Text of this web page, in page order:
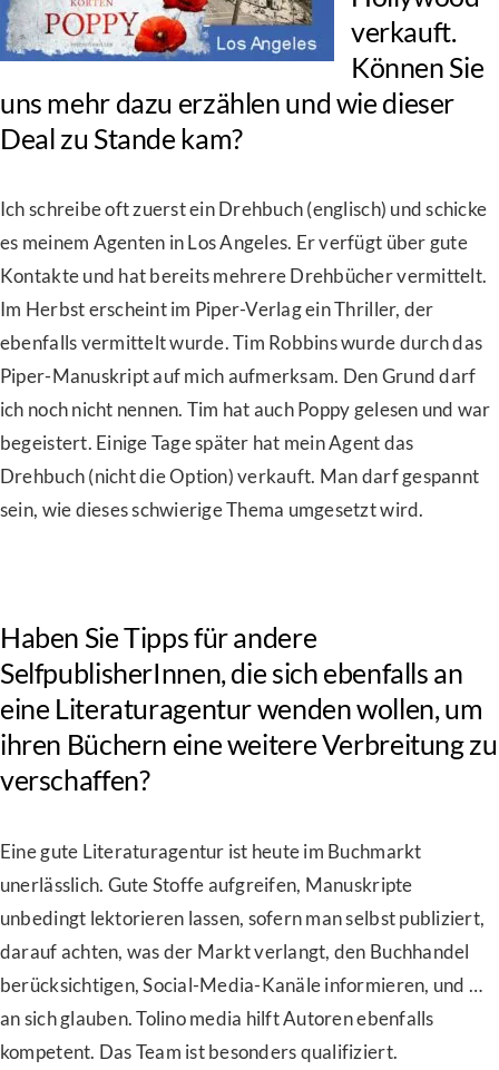
verkauft.
Können Sie
uns mehr dazu erzählen und wie dieser
Deal zu Stande kam?
Ich schreibe oft zuerst ein Drehbuch (englisch) und schicke
es meinem Agenten in Los Angeles. Er verfügt über gute
Kontakte und hat bereits mehrere Drehbücher vermittelt.
Im Herbst erscheint im Piper-Verlag ein Thriller, der
ebenfalls vermittelt wurde. Tim Robbins wurde durch das
Piper-Manuskript auf mich aufmerksam. Den Grund darf
ich noch nicht nennen. Tim hat auch Poppy gelesen und war
begeistert. Einige Tage später hat mein Agent das
Drehbuch (nicht die Option) verkauft. Man darf gespannt
sein, wie dieses schwierige Thema umgesetzt wird.
Haben Sie Tipps für andere
SelfpublisherInnen, die sich ebenfalls an
eine Literaturagentur wenden wollen, um
ihren Büchern eine weitere Verbreitung zu
verschaffen?
Eine gute Literaturagentur ist heute im Buchmarkt
unerlässlich. Gute Stoffe aufgreifen, Manuskripte
unbedingt lektorieren lassen, sofern man selbst publiziert,
darauf achten, was der Markt verlangt, den Buchhandel
berücksichtigen, Social-Media-Kanäle informieren, und …
an sich glauben. Tolino media hilft Autoren ebenfalls
kompetent. Das Team ist besonders qualifiziert.